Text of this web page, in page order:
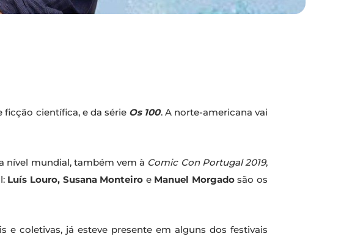
ficção científica, e da série Os 100. A norte-americana vai
nível mundial, também vem à Comic Con Portugal 2019,
Luís Louro, Susana Monteiro eManuel Morgadosão os
e coletivas, já esteve presente em alguns dos festivais